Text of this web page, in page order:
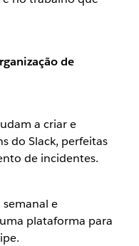
de
a criar e
do Slack, perfeitas
de incidentes.
e
plataforma para